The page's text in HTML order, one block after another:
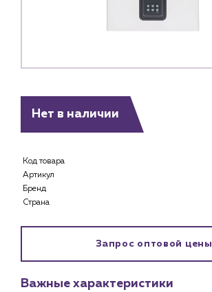
Нет в наличии
Код товара
Артикул
Бренд
Страна
Запрос оптовой цены
Важные характеристики